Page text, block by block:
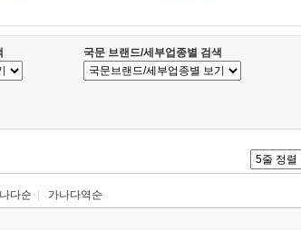
국문 브랜드/세부업종별 검색
다순 가나다역순